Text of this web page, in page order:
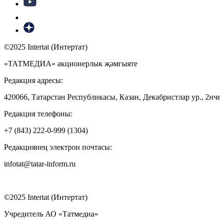
©2025 Intertat (Интертат)
«ТАТМЕДИА» акционерлык җәмгыяте
Редакция адресы:
420066, Татарстан Республикасы, Казан, Декабристлар ур.,
Редакция телефоны:
+7 (843) 222-0-999 (1304)
Редакциянең электрон почтасы:
infotat@tatar-inform.ru
©2025 Intertat (Интертат)
Учредитель АО «Татмедиа»